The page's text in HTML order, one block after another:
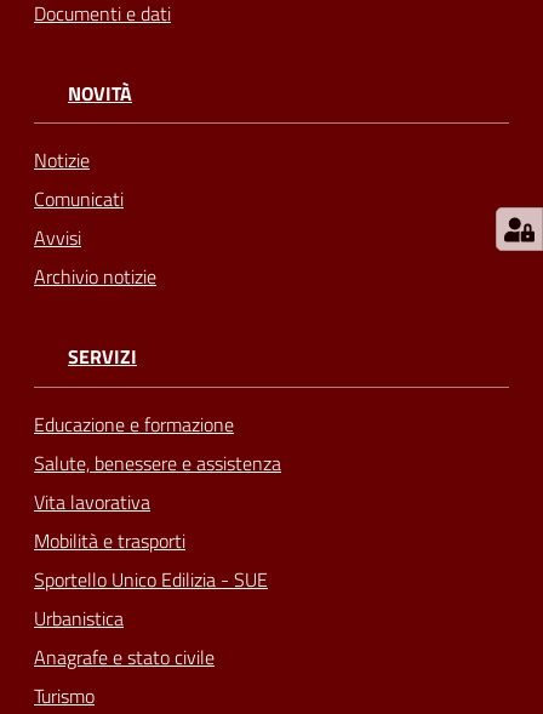
Documenti e dati
NOVITÀ
Notizie
Comunicati
Avvisi
Archivio notizie
SERVIZI
Educazione e formazione
Salute, benessere e assistenza
Vita lavorativa
Mobilità e trasporti
Sportello Unico Edilizia - SUE
Urbanistica
Anagrafe e stato civile
Turismo